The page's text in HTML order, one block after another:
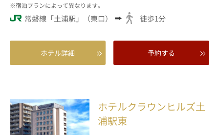
宿泊プランによって異なります。
常磐線「土浦駅」（東口） 徒歩1分
ホテル詳細 予約する
ホテルクラウンヒルズ土
浦駅東